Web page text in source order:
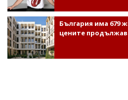
България има 679
цените